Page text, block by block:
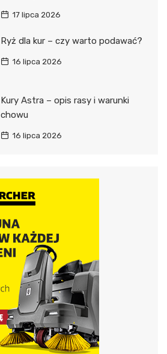
17 lipca 2026
Ryż dla kur – czy warto podawać?
16 lipca 2026
Kury Astra – opis rasy i warunki
chowu
16 lipca 2026